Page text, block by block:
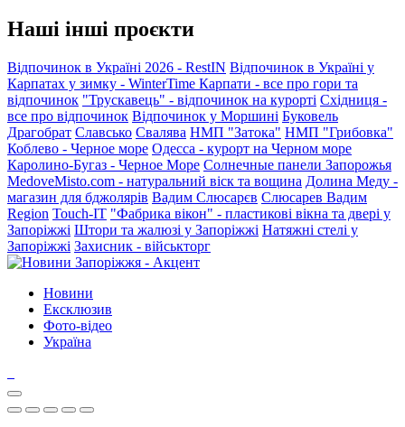
Наші інші проєкти
Відпочинок в Україні 2026 - RestIN Відпочинок в Україні у
Карпатах у зимку - WinterTime Карпати - все про гори та
відпочинок "Трускавець" - відпочинок на курорті Східниця -
все про відпочинок Відпочинок у Моршині Буковель
Драгобрат Славсько Свалява НМП "Затока" НМП "Грибовка"
Коблево - Черное море Одесса - курорт на Черном море
Каролино-Бугаз - Черное Море Солнечные панели Запорожья
MedoveMisto.com - натуральний віск та вощина Долина Меду -
магазин для бджолярів Вадим Слюсарєв Слюсарев Вадим
Region Touch-IT "Фабрика вікон" - пластикові вікна та двері у
Запоріжжі Штори та жалюзі у Запоріжжі Натяжні стелі у
Запоріжжі Захисник - військторг
Новини
Ексклюзив
Фото-відео
Україна